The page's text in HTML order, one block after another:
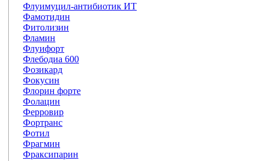
Флуимуцил-антибиотик ИТ
Фамотидин
Фитолизин
Фламин
Флуифорт
Флебодиа 600
Фозикард
Фокусин
Флорин форте
Фолацин
Ферровир
Фортранс
Фотил
Фрагмин
Фраксипарин